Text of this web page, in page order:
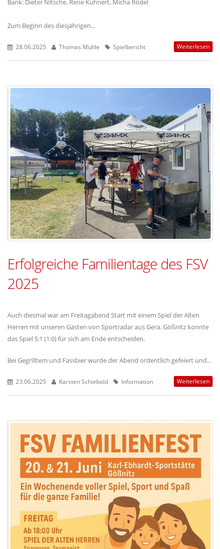
Bank: Dieter Nitsche, Rene Kuhnert, Micha Rödel
Zum Beginn des diesjährigen...
28.06.2025 Thomas Mühle Spielbericht Weiterlesen
Erfolgreiche Familientage des FSV
2025
Auch diesmal war am Freitagabend Start mit einem Spiel der Alten
Herren mit unseren Gästen von Sportradar aus Gera. Gößnitz konnte
das Spiel 5:1 (1:0) für sich am Ende entscheiden.
Bei Gegrilltem und Fassbier wurde der Abend ordentlich gefeiert und...
23.06.2025 Karsten Schiebold Information Weiterlesen